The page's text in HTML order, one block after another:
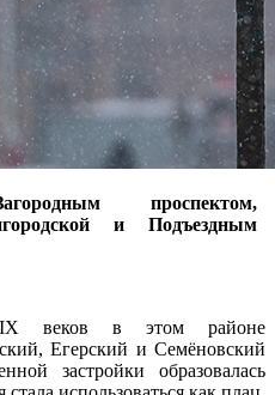
проспектом,
и Подъездным
веков в этом районе
Егерский и Семёновский
застройки образовалась